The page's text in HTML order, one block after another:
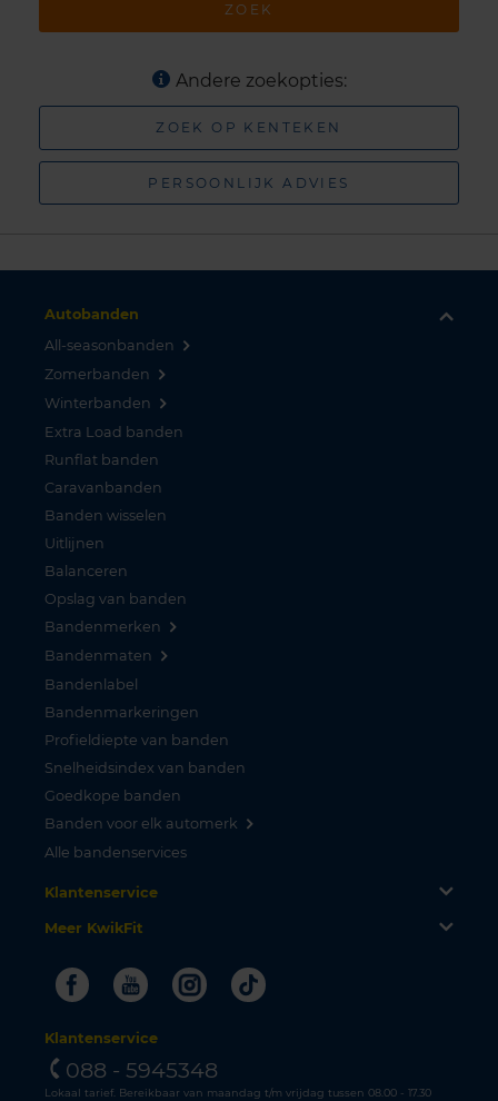
ZOEK
Andere zoekopties:
ZOEK OP KENTEKEN
PERSOONLIJK ADVIES
Autobanden
All-seasonbanden
Zomerbanden
Winterbanden
Extra Load banden
Runflat banden
Caravanbanden
Banden wisselen
Uitlijnen
Balanceren
Opslag van banden
Bandenmerken
Bandenmaten
Bandenlabel
Bandenmarkeringen
Profieldiepte van banden
Snelheidsindex van banden
Goedkope banden
Banden voor elk automerk
Alle bandenservices
Klantenservice
Meer KwikFit
FacebookYoutubeInstagram
Tiktok
Klantenservice
088 - 5945348
Lokaal tarief. Bereikbaar van maandag t/m vrijdag tussen 08.00 - 17.30